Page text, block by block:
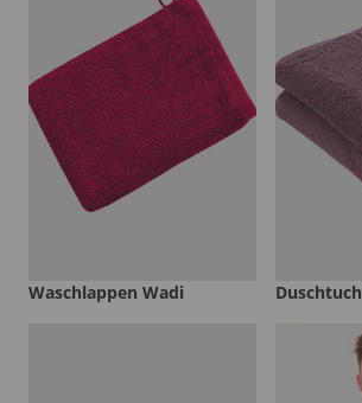
Waschlappen Wadi